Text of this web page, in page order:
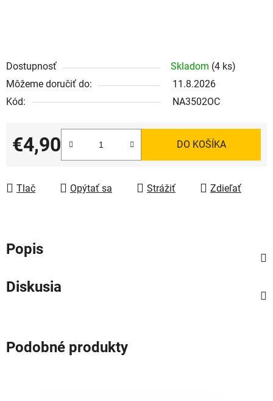
Dostupnosť Skladom (4 ks)
Môžeme doručiť do:
11.8.2026
Kód:
NA3502OC
€4,90
Jednotková cena:
DO KOŠÍKA
Tlač Opýtať sa Strážiť Zdieľať
Popis
Diskusia
Podobné produkty